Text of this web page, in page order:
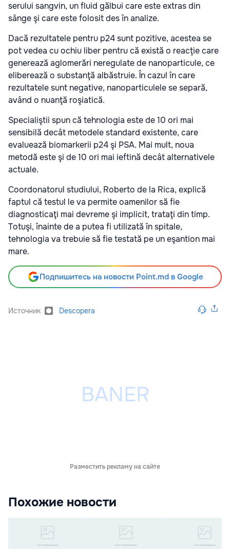
serului sangvin, un fluid gălbui care este extras din
sânge şi care este folosit des în analize.
Dacă rezultatele pentru p24 sunt pozitive, acestea se
pot vedea cu ochiu liber pentru că există o reacţie care
generează aglomerări neregulate de nanoparticule, ce
eliberează o substanţă albăstruie. În cazul în care
rezultatele sunt negative, nanoparticulele se separă,
având o nuanţă roşiatică.
Specialiştii spun că tehnologia este de 10 ori mai
sensibilă decât metodele standard existente, care
evaluează biomarkerii p24 şi PSA. Mai mult, noua
metodă este şi de 10 ori mai ieftină decât alternativele
actuale.
Coordonatorul studiului, Roberto de la Rica, explică
faptul că testul le va permite oamenilor să fie
diagnosticaţi mai devreme şi implicit, trataţi din timp.
Totuşi, înainte de a putea fi utilizată în spitale,
tehnologia va trebuie să fie testată pe un eşantion mai
mare.
Подпишитесь на новости Point.md в Google
Источник Descopera
Разместить рекламу на сайте
Похожие новости